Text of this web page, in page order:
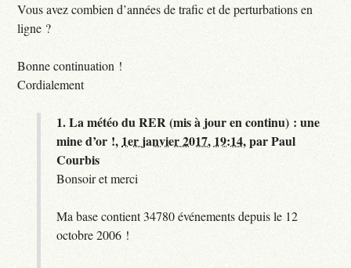
Vous avez combien d’années de trafic et de perturbations en
ligne ?
Bonne continuation !
Cordialement
1.La météo du RER (mis à jour en continu) : une
mine d’or !, 1er janvier 2017, 19:14,parPaul
Courbis
Bonsoir et merci
Ma base contient 34780 événements depuis le 12
octobre 2006 !